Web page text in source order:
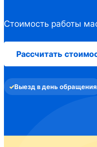
Стоимость работы
Рассчитать
Выезд в день обращения